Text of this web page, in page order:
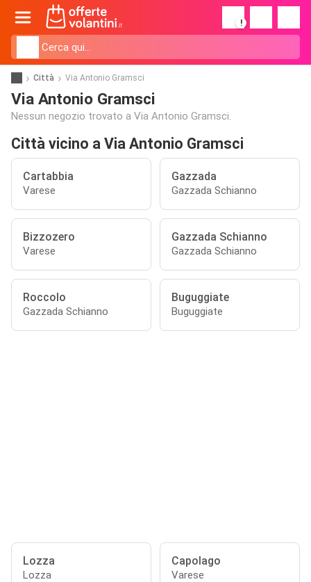
!
Città Via Antonio Gramsci
Via Antonio Gramsci
Nessun negozio trovato a Via Antonio Gramsci.
Città vicino a Via Antonio Gramsci
Cartabbia
Varese
Gazzada
Gazzada Schianno
Bizzozero
Varese
Gazzada Schianno
Gazzada Schianno
Roccolo
Gazzada Schianno
Buguggiate
Buguggiate
Lozza
Lozza
Capolago
Varese